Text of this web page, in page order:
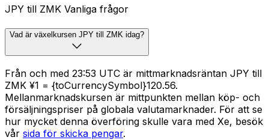
JPY till ZMK Vanliga frågor
Vad är växelkursen JPY till ZMK idag?
Från och med 23:53 UTC är mittmarknadsräntan JPY till
ZMK ¥1 = {toCurrencySymbol}120.56.
Mellanmarknadskursen är mittpunkten mellan köp- och
försäljningspriser på globala valutamarknader. För att se
hur mycket denna överföring skulle vara med Xe, besök
vår sida för skicka pengar.